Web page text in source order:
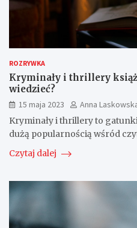
ROZRYWKA
Kryminały i thrillery
wiedzieć?
15 maja 2023
Anna
Kryminały i thrillery to
dużą popularnością wśród
Czytaj dalej